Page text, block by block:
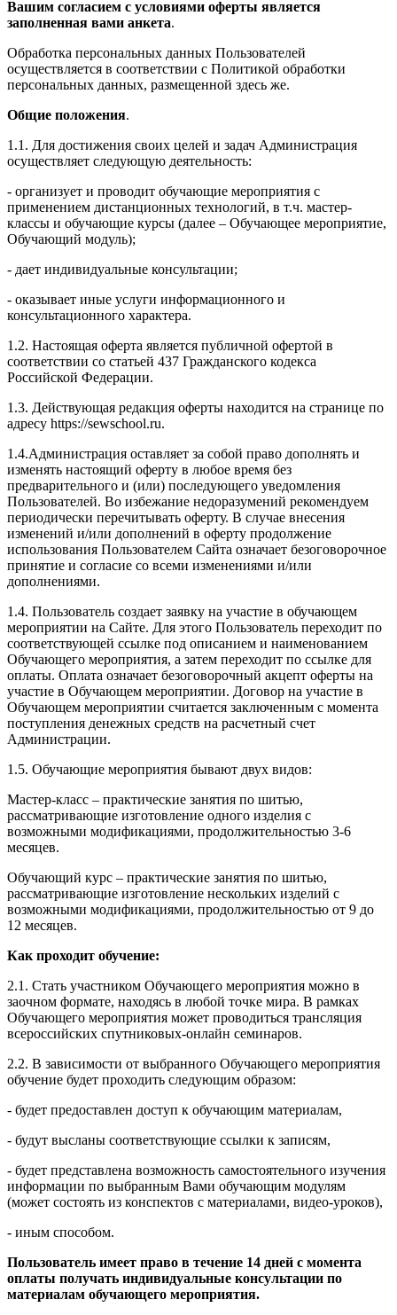
Вашим согласием с условиями оферты является
заполненная вами анкета.
Обработка персональных данных Пользователей
осуществляется в соответствии с Политикой обработки
персональных данных, размещенной здесь же.
Общие положения.
1.1. Для достижения своих целей и задач Администрация
осуществляет следующую деятельность:
- организует и проводит обучающие мероприятия с
применением дистанционных технологий, в т.ч. мастер-
классы и обучающие курсы (далее – Обучающее мероприятие,
Обучающий модуль);
- дает индивидуальные консультации;
- оказывает иные услуги информационного и
консультационного характера.
1.2. Настоящая оферта является публичной офертой в
соответствии со статьей 437 Гражданского кодекса
Российской Федерации.
1.3. Действующая редакция оферты находится на странице по
адресу https://sewschool.ru.
1.4.Администрация оставляет за собой право дополнять и
изменять настоящий оферту в любое время без
предварительного и (или) последующего уведомления
Пользователей. Во избежание недоразумений рекомендуем
периодически перечитывать оферту. В случае внесения
изменений и/или дополнений в оферту продолжение
использования Пользователем Сайта означает безоговорочное
принятие и согласие со всеми изменениями и/или
дополнениями.
1.4. Пользователь создает заявку на участие в обучающем
мероприятии на Сайте. Для этого Пользователь переходит по
соответствующей ссылке под описанием и наименованием
Обучающего мероприятия, а затем переходит по ссылке для
оплаты. Оплата означает безоговорочный акцепт оферты на
участие в Обучающем мероприятии. Договор на участие в
Обучающем мероприятии считается заключенным с момента
поступления денежных средств на расчетный счет
Администрации.
1.5. Обучающие мероприятия бывают двух видов:
Мастер-класс – практические занятия по шитью,
рассматривающие изготовление одного изделия с
возможными модификациями, продолжительностью 3-6
месяцев.
Обучающий курс – практические занятия по шитью,
рассматривающие изготовление нескольких изделий с
возможными модификациями, продолжительностью от 9 до
12 месяцев.
Как проходит обучение:
2.1. Стать участником Обучающего мероприятия можно в
заочном формате, находясь в любой точке мира. В рамках
Обучающего мероприятия может проводиться трансляция
всероссийских спутниковых-онлайн семинаров.
2.2. В зависимости от выбранного Обучающего мероприятия
обучение будет проходить следующим образом:
- будет предоставлен доступ к обучающим материалам,
- будут высланы соответствующие ссылки к записям,
- будет представлена возможность самостоятельного изучения
информации по выбранным Вами обучающим модулям
(может состоять из конспектов с материалами, видео-уроков),
- иным способом.
Пользователь имеет право в течение 14 дней с момента
оплаты получать индивидуальные консультации по
материалам обучающего мероприятия.